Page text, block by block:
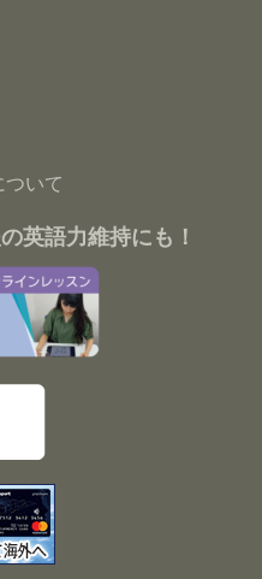
いて
英語力維持にも！